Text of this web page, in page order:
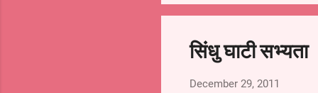
2.Rajasthan was
(A) 1498 crore (B) 54 crore
3.What
सिंधु घाटी सभ्यता
December 29, 2011